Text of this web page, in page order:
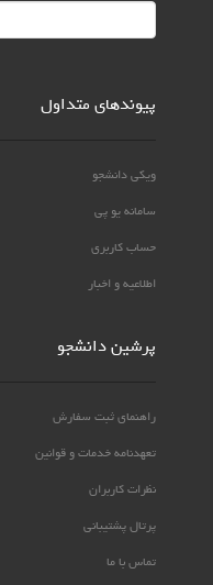
پیوندهای متداول
ویکی دانشجو
سامانه یو پی
حساب کاربری
اطلاعیه و اخبار
پرشین دانشجو
راهنمای ثبت سفارش
تعهدنامه خدمات و قوانین
نظرات کاربران
پرتال پشتیبانی
تماس با ما